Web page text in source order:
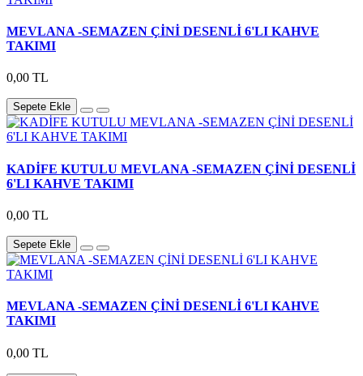
MEVLANA -SEMAZEN ÇİNİ DESENLİ 6'LI KAHVE
TAKIMI
0,00 TL
Sepete Ekle
KADİFE KUTULU MEVLANA -SEMAZEN ÇİNİ DESENLİ
6'LI KAHVE TAKIMI
0,00 TL
Sepete Ekle
MEVLANA -SEMAZEN ÇİNİ DESENLİ 6'LI KAHVE
TAKIMI
0,00 TL